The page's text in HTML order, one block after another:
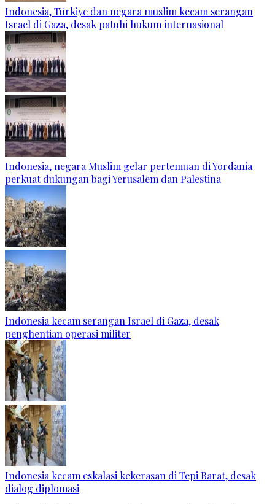
Indonesia, Türkiye dan negara muslim kecam serangan
Israel di Gaza, desak patuhi hukum internasional
Indonesia, negara Muslim gelar pertemuan di Yordania
perkuat dukungan bagi Yerusalem dan Palestina
Indonesia kecam serangan Israel di Gaza, desak
penghentian operasi militer
Indonesia kecam eskalasi kekerasan di Tepi Barat, desak
dialog diplomasi